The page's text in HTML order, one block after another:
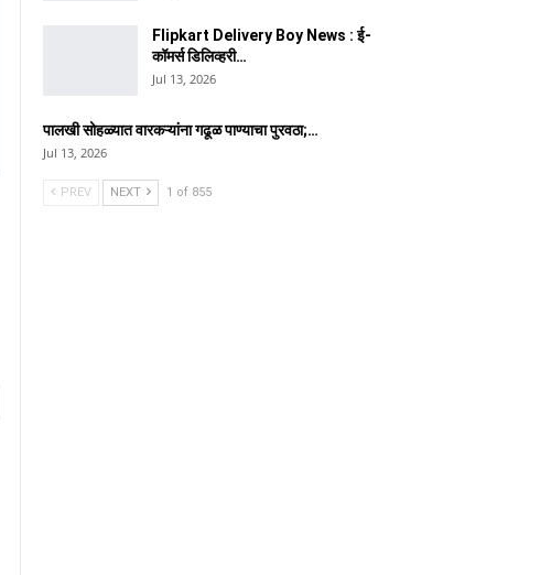
Flipkart Delivery Boy News : ई-
कॉमर्स डिलिव्हरी…
Jul 13, 2026
पालखी सोहळ्यात वारकऱ्यांना गढूळ पाण्याचा पुरवठा;…
Jul 13, 2026
PREV NEXT 1 of 855